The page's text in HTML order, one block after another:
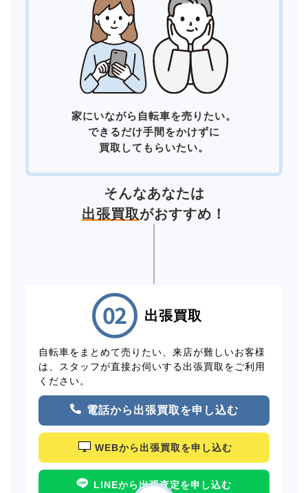
家にいながら自転車を売りたい。
できるだけ手間をかけずに
買取してもらいたい。
そんなあなたは
出張買取がおすすめ！
出張買取
自転車をまとめて売りたい、来店が難しいお客様
は、スタッフが直接お伺いする出張買取をご利用
ください。
電話から出張買取を申し込む
WEBから出張買取を申し込む
LINEから出張査定を申し込む